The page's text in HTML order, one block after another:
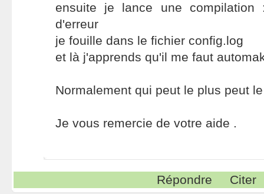
ensuite je lance une compilation
d'erreur
je fouille dans le fichier config.log
et là j'apprends qu'il me faut
Normalement qui peut le plus peut
Je vous remercie de votre aide .
Répondre Citer